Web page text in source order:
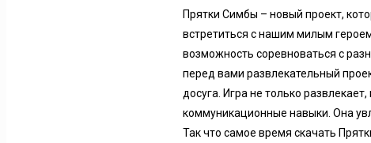
Прятки Симбы – новый проект,
встретиться с нашим милым
возможность соревноваться с
перед вами развлекательный
досуга. Игра не только
коммуникационные навыки. Она
Так что самое время скачать